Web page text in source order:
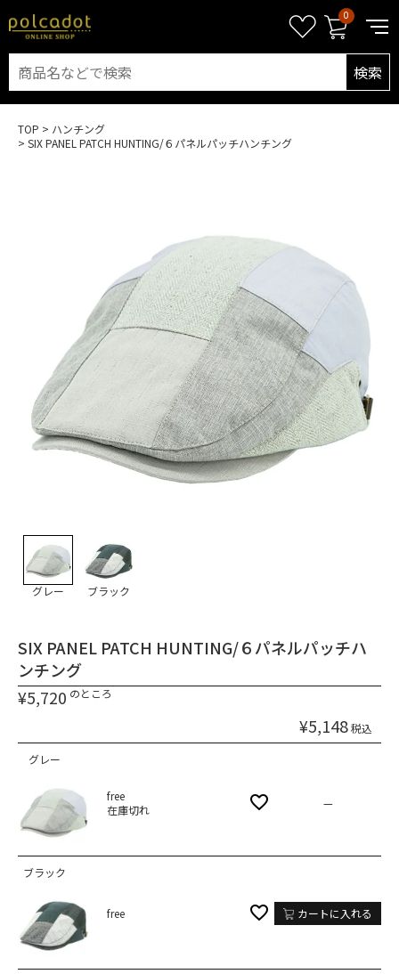
0
検索
TOP
ハンチング
SIX PANEL PATCH HUNTING/６パネルパッチハンチング
グレー ブラック
SIX PANEL PATCH HUNTING/６パネルパッチハ
ンチング
¥5,720 のところ
¥5,148税込
グレー
free
在庫切れ
—
ブラック
free カートに入れる